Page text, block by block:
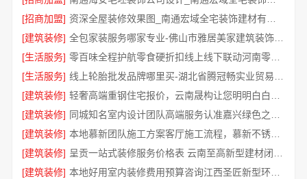
[招商加盟]
[建筑装修]
全包家装服务哪家专业-佛山市雅居美家建筑装饰工程有限公司
[生活服务]
零百味全程护航零食硬折扣线上线下联动河南零百味供应链有限公司
[生活服务]
[建筑装修]
[建筑装修]
[建筑装修]
本地慕新团队施工方案客厅施工流程，慕新不锈钢拎包入住
[建筑装修]
[建筑装修]
本地好用室内装修费用预算咨询江西圣匠新型环保材料有限公司